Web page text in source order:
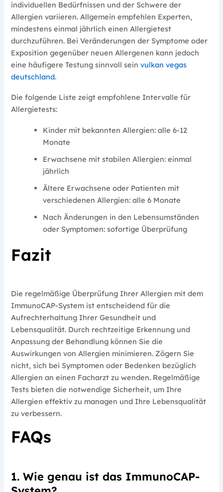
individuellen Bedürfnissen und der Schwere der
Allergien variieren. Allgemein empfehlen Experten,
mindestens einmal jährlich einen Allergietest
durchzuführen. Bei Veränderungen der Symptome oder
Exposition gegenüber neuen Allergenen kann jedoch
eine häufigere Testung sinnvoll seinvulkan vegas
deutschland.
Die folgende Liste zeigt empfohlene Intervalle für
Allergietests:
Kinder mit bekannten Allergien: alle 6-12
Monate
Erwachsene mit stabilen Allergien: einmal
jährlich
Ältere Erwachsene oder Patienten mit
verschiedenen Allergien: alle 6 Monate
Nach Änderungen in den Lebensumständen
oder Symptomen: sofortige Überprüfung
Fazit
Die regelmäßige Überprüfung Ihrer Allergien mit dem
ImmunoCAP-System ist entscheidend für die
Aufrechterhaltung Ihrer Gesundheit und
Lebensqualität. Durch rechtzeitige Erkennung und
Anpassung der Behandlung können Sie die
Auswirkungen von Allergien minimieren. Zögern Sie
nicht, sich bei Symptomen oder Bedenken bezüglich
Allergien an einen Facharzt zu wenden. Regelmäßige
Tests bieten die notwendige Sicherheit, um Ihre
Allergien effektiv zu managen und Ihre Lebensqualität
zu verbessern.
FAQs
1. Wie genau ist das ImmunoCAP-